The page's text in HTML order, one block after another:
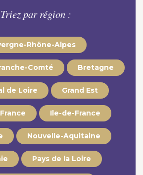
Triez par région :
Rhône-Alpes
Comté Bretagne
de Loire Grand Est
Ile-de-France
Nouvelle-Aquitaine
Pays de la Loire